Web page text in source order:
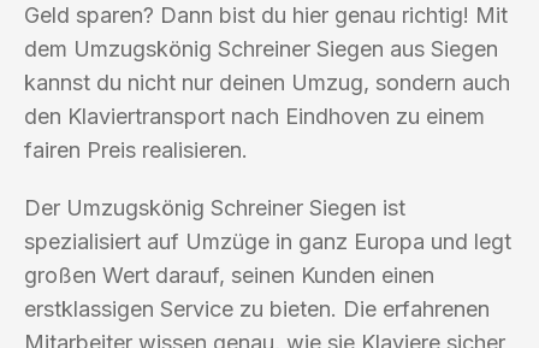
Geld sparen? Dann bist du hier genau richtig! Mit
dem Umzugskönig Schreiner Siegen aus Siegen
kannst du nicht nur deinen Umzug, sondern auch
den Klaviertransport nach Eindhoven zu einem
fairen Preis realisieren.
Der Umzugskönig Schreiner Siegen ist
spezialisiert auf Umzüge in ganz Europa und legt
großen Wert darauf, seinen Kunden einen
erstklassigen Service zu bieten. Die erfahrenen
Mitarbeiter wissen genau, wie sie Klaviere sicher